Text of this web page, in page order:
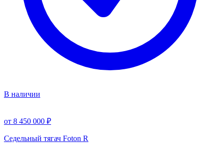
В наличии
от 8 450 000 ₽
Седельный тягач Foton R